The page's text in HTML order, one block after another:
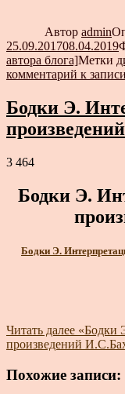
Автор admin
25.09.201708.04.2019
автора блога]Метки
комментарий к
Бодки Э.
3 464
Бодки Э.
Бодки Э.
Читать далее «Бодки
произведений
Похожие записи: